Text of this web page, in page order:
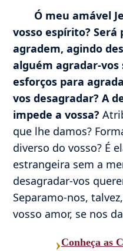
Ó meu amável
vosso espírito? Será
agradem, agindo
alguém agradar-
esforços para
vos desagradar? A
impede a vossa?
que lhe damos?
diverso do vosso? É
estrangeira sem a
desagradar-vos
Separamo-nos,
vosso amor, se nos
›Conheça as